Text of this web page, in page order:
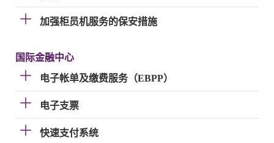
加强柜员机服务的保安措施
国际金融中心
电子帐单及缴费服务（EBPP）
电子支票
快速支付系统